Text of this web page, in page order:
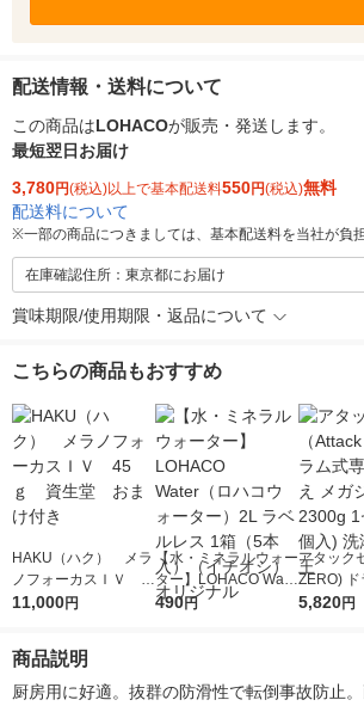
配送情報・送料について
この商品はLOHACOが販売・発送します。
最短翌日お届け
3,780円(税込)以上で基本配送料550円(税込)無料
配送料について
※一部の商品につきましては、基本配送料を当社が負
在庫確認住所：東京都にお届け
賞味期限/使用期限・返品について
こちらの商品もおすすめ
HAKU（ハク） メラ
ノフォーカスＩＶ 4
5ｇ 資生堂 おまけ
11,000円
【水・ミネラルウォー
ター】LOHACO Wate
r（ロハコウォータ
490円
アタック
ZERO) ド
詰め替え
5,820円
商品説明
厨房用に好適。抜群の防滑性で転倒事故防止